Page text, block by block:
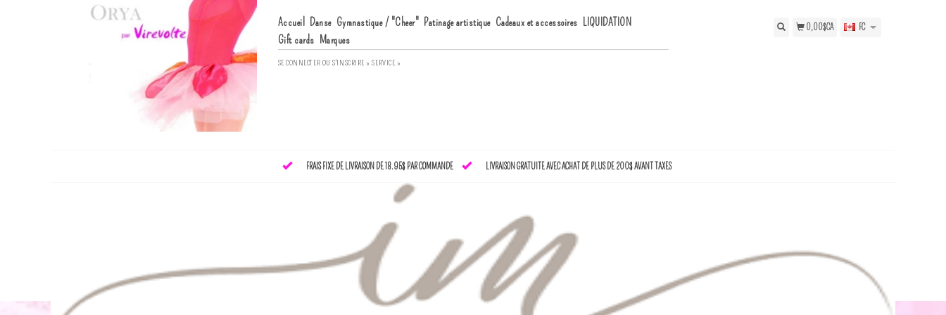
Accueil Danse Gymnastique / "Cheer" Patinage artistique Cadeaux et accessoires LIQUIDATION
Gift cards Marques
SE CONNECTER OUS'INSCRIRE » SERVICE »
0,00$CA FC
FRAIS FIXE DE LIVRAISON DE 18.95$ PAR COMMANDE LIVRAISON GRATUITE AVEC ACHAT DE PLUS DE 200$ AVANT TAXES